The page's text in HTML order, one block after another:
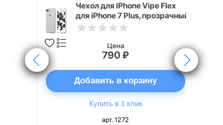
Чехол для iPhone Vipe Flex
для iPhone 7 Plus, прозрачный
Цена
790 ₽
Добавить в корзину
Купить в 1 клик
арт. 1272